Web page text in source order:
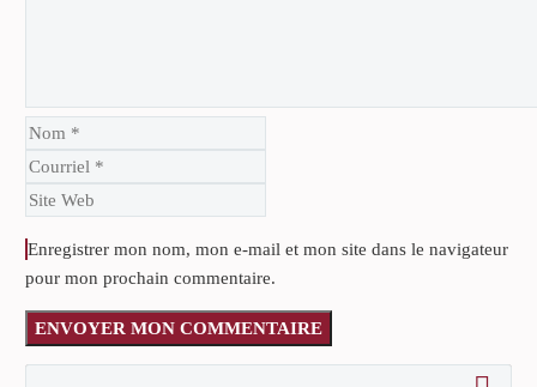
Enregistrer mon nom, mon e-mail et mon site dans le navigateur
pour mon prochain commentaire.
ENVOYER MON COMMENTAIRE